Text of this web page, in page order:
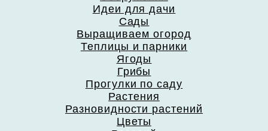
Идеи для дачи
Сады
Выращиваем огород
Теплицы и парники
Ягоды
Грибы
Прогулки по саду
Растения
Разновидности растений
Цветы